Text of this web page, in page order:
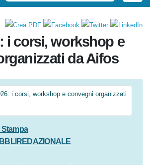
i corsi, workshop e
da Aifos
Stampa